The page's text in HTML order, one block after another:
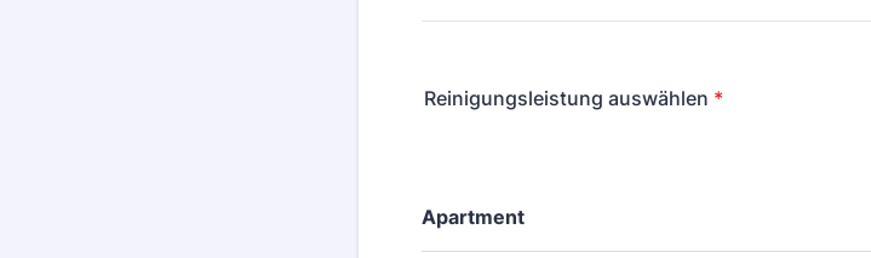
Reinigungsleistung auswählen *
Apartment